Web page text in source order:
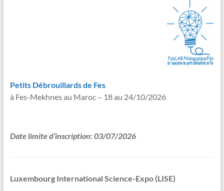
Petits Débrouillards de Fes
à Fes-Mekhnes au Maroc – 18 au 24/10/2026
Date limite d’inscription: 03/07/2026
Luxembourg International Science-Expo (LISE)